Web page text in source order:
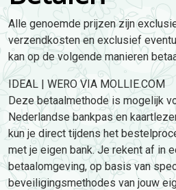
Alle genoemde prijzen zijn
verzendkosten en exclusief
kan op de volgende manieren
IDEAL | WERO VIA MOLLIE.COM
Deze betaalmethode is mogelijk
Nederlandse bankpas en
kun je direct tijdens het
met je eigen bank. Je rekent af in
betaalomgeving, op basis van
beveiligingsmethodes van jouw